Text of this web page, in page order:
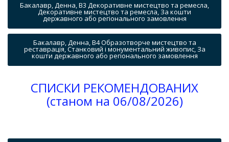
Бакалавр, Денна, B3 Декоративне мистецтво та ремесла,
Декоративне мистецтво та ремесла, За кошти
державного або регіонального замовлення
Бакалавр, Денна, B4 Образотворче мистецтво та
реставрація, Станковий і монументальний живопис, За
кошти державного або регіонального замовлення
СПИСКИ РЕКОМЕНДОВАНИХ
(станом на 06/08/2026)